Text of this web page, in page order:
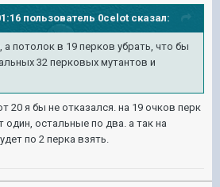
пользователь 0celot сказал:
а потолок в 19 перков убрать, что бы
32 перковых мутантов и
20 я бы не отказался. на 19 очков перк
один, остальные по два. а так на
по 2 перка взять.